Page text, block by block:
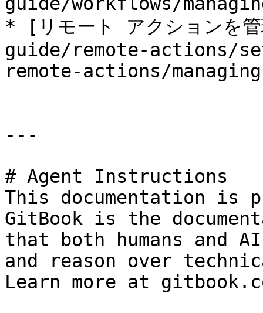
* [リモート アクション
guide/remote-actions/
remote-actions/
---
# Agent Instructions
This documentation is
GitBook is the
that both humans and
and reason over
Learn more at